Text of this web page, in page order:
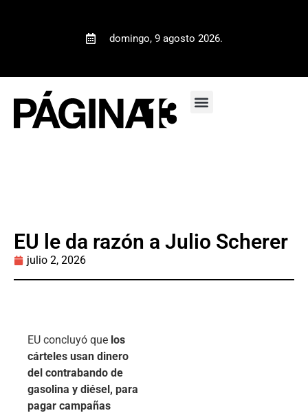
domingo, 9 agosto 2026.
EU le da razón a Julio Scherer
julio 2, 2026
EU concluyó que los
cárteles usan dinero
del contrabando de
gasolina y diésel, para
pagar campañas